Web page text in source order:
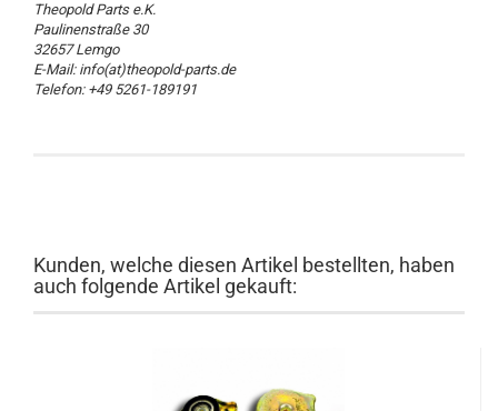
Theopold Parts e.K.
Paulinenstraße 30
32657 Lemgo
E-Mail: info(at)theopold-parts.de
Telefon: +49 5261-189191
Kunden, welche diesen Artikel bestellten, haben
auch folgende Artikel gekauft: